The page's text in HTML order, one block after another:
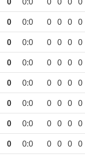
0 0:0 0 0 0 0
0 0:0 0 0 0 0
0 0:0 0 0 0 0
0 0:0 0 0 0 0
0 0:0 0 0 0 0
0 0:0 0 0 0 0
0 0:0 0 0 0 0
0 0:0 0 0 0 0